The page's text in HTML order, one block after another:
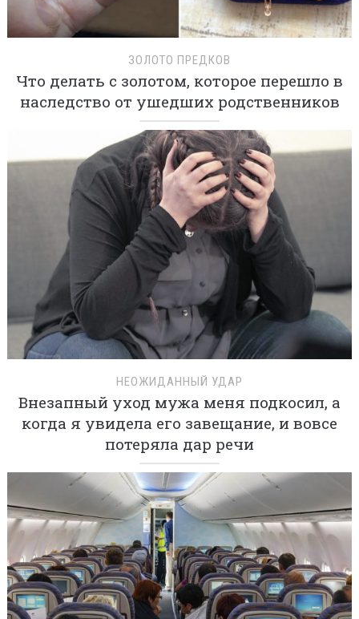
ЗОЛОТО ПРЕДКОВ
Что делать с золотом, которое перешло в
наследство от ушедших родственников
НЕОЖИДАННЫЙ УДАР
Внезапный уход мужа меня подкосил, а
когда я увидела его завещание, и вовсе
потеряла дар речи